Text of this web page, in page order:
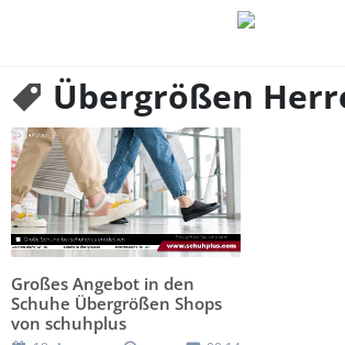
Übergrößen
Großes Angebot in den
Schuhe Übergrößen Shops
von schuhplus